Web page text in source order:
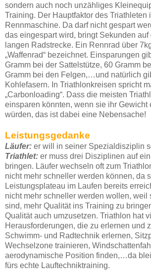
sondern auch noch unzähliges
Training. Der Hauptfaktor des Triathleten
Rennmaschine. Da darf nicht gespart
das eingespart wird, bringt Sekunden auf
langen Radstrecke. Ein Rennrad über
„Waffenrad“ bezeichnet. Einsparungen
Gramm bei der Sattelstütze, 60 Gramm
Gramm bei den Felgen,…und natürlich
Kohlefasern. In Triathlonkreisen spricht
„Carbonloading“. Dass die meisten
einsparen könnten, wenn sie ihr Gewicht
würden, das ist dabei eine Nebensache!
Leistungsgedanke
Läufer: er will in seiner Spezialdisziplin
Triathlet: er muss drei Disziplinen auf
bringen. Läufer wechseln oft zum
nicht mehr schneller werden können, da
Leistungsplateau im Laufen bereits
nicht mehr schneller werden wollen, weil
sind, mehr Qualität ins Training zu
Qualität auch umzusetzen. Triathlon hat
Herausforderungen, die zu erlernen und
Schwimm- und Radtechnik erlernen,
Wechselzone trainieren,
aerodynamische Position finden,…da
fürs echte Lauftechniktraining.